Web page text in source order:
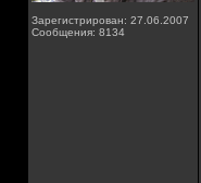
Зарегистрирован: 27.06.2007
Сообщения: 8134